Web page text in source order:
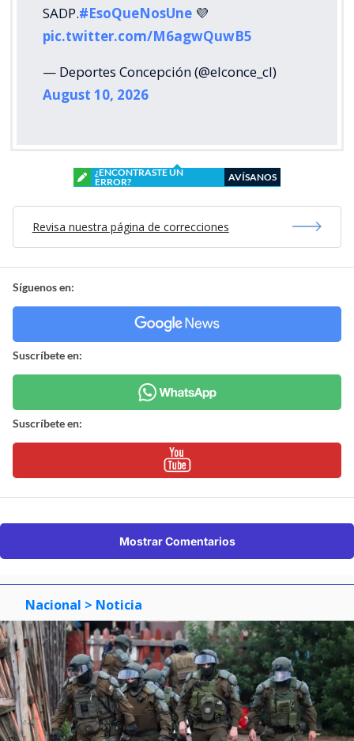
SADP.#EsoQueNosUne 💜
pic.twitter.com/M6agwQuwB5
— Deportes Concepción (@elconce_cl)
August 10, 2026
¿ENCONTRASTE UN
ERROR?
AVÍSANOS
Revisa nuestra página de correcciones
Síguenos en:
Suscríbete en:
Suscríbete en:
Mostrar Comentarios
Nacional > Noticia